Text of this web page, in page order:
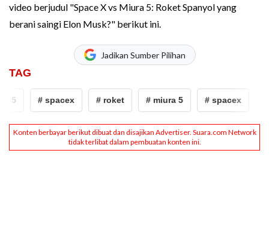
video berjudul "Space X vs Miura 5: Roket Spanyol yang
berani saingi Elon Musk?" berikut ini.
Jadikan Sumber Pilihan
TAG
# spacex # roket # miura 5 # spacex